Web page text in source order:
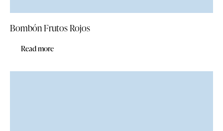
Bombón Frutos Rojos
Read more